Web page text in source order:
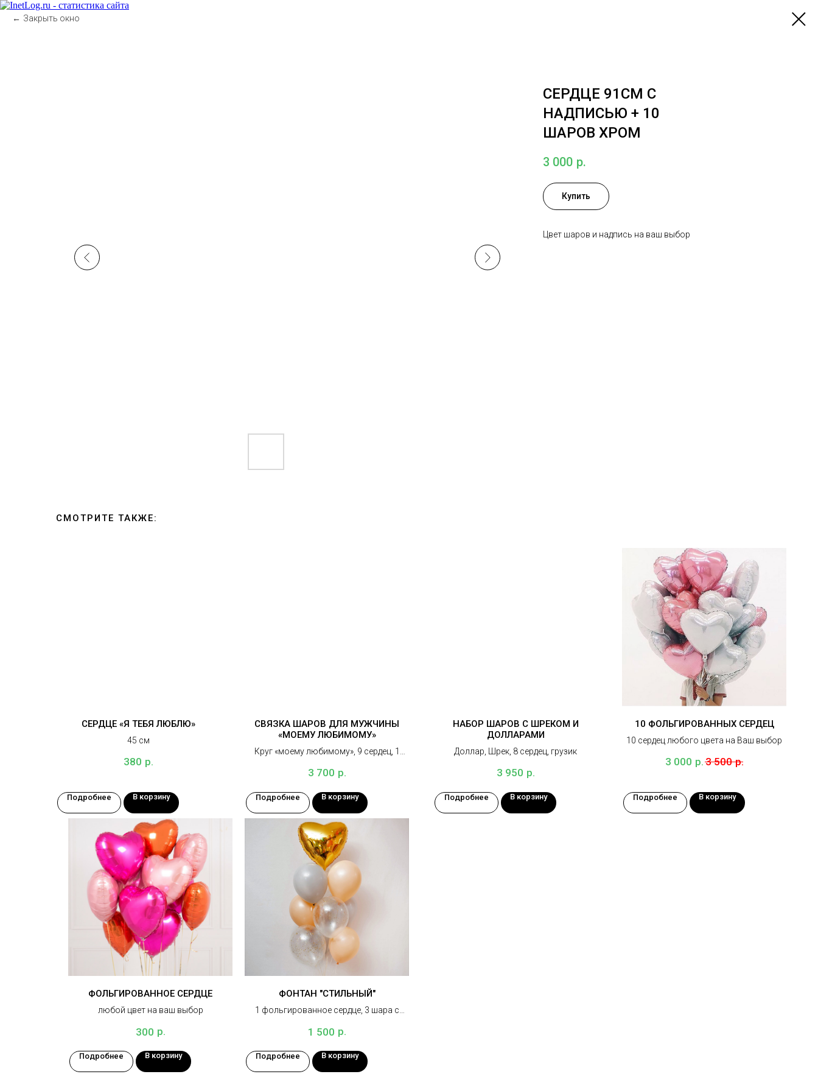
Закрыть окно
СЕРДЦЕ 91СМ С
НАДПИСЬЮ + 10
ШАРОВ ХРОМ
3 000 р.
Купить
Цвет шаров и надпись на ваш выбор
СМОТРИТЕ ТАКЖЕ:
СЕРДЦЕ «Я ТЕБЯ ЛЮБЛЮ»
45 см
380 р.
Подробнее В корзину
СВЯЗКА ШАРОВ ДЛЯ МУЖЧИНЫ
«МОЕМУ ЛЮБИМОМУ»
Круг «моему любимому», 9 сердец, 1
3 700 р.
Подробнее В корзину
НАБОР ШАРОВ С ШРЕКОМ И
ДОЛЛАРАМИ
Доллар, Шрек, 8 сердец, грузик
3 950 р.
Подробнее В корзину
10 ФОЛЬГИРОВАННЫХ СЕРДЕЦ
10 сердец любого цвета на Ваш выбор
3 000 р.3 500 р.
Подробнее В корзину
ФОЛЬГИРОВАННОЕ СЕРДЦЕ
любой цвет на ваш выбор
300 р.
Подробнее В корзину
ФОНТАН "СТИЛЬНЫЙ"
1 фольгированное сердце, 3 шара с
грузик
1 500 р.
Подробнее В корзину